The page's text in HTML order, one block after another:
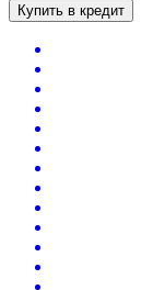
Купить в кредит